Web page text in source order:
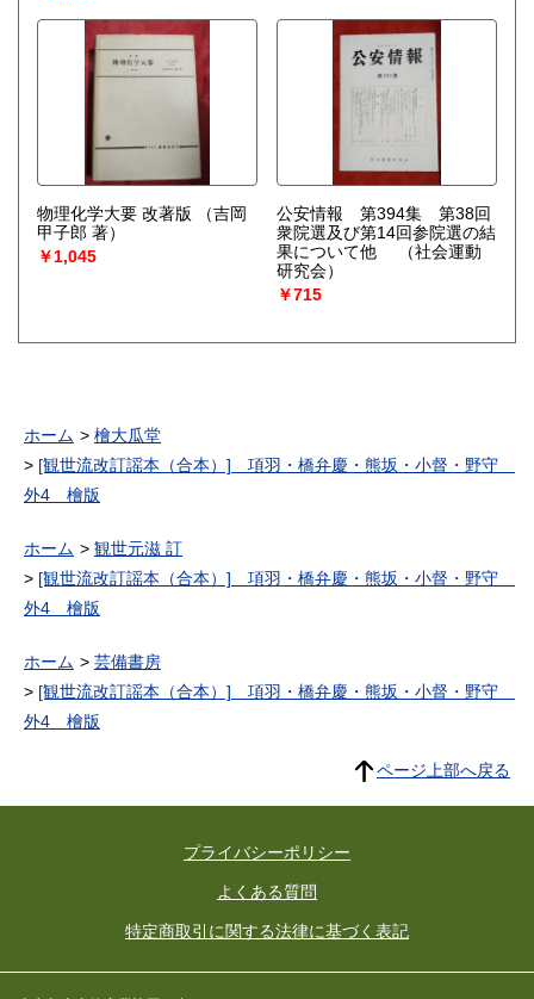
物理化学大要 改著版
（吉岡
甲子郎 著）
￥1,045
公安情報 第394集 第38回
衆院選及び第14回参院選の結
果について他
（社会運動
研究会）
￥715
ホーム
檜大瓜堂
[観世流改訂謡本（合本）] 項羽・橋弁慶・熊坂・小督・野守
外4 檜版
ホーム
観世元滋 訂
[観世流改訂謡本（合本）] 項羽・橋弁慶・熊坂・小督・野守
外4 檜版
ホーム
芸備書房
[観世流改訂謡本（合本）] 項羽・橋弁慶・熊坂・小督・野守
外4 檜版
ページ上部へ戻る
プライバシーポリシー
よくある質問
特定商取引に関する法律に基づく表記